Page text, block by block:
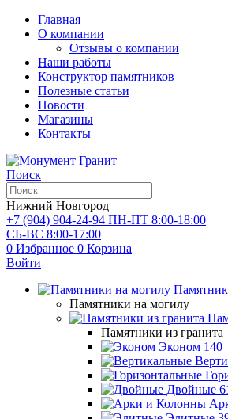
Главная
О компании
Отзывы о компании
Наши работы
Конструктор памятников
Полезные статьи
Новости
Магазины
Контакты
Поиск
Нижний Новгород
+7 (904) 904-24-94 ПН-ПТ 8:00-18:00
СБ-ВС 8:00-17:00
0 Избранное 0 Корзина
Войти
Памятники на могилу
Памятники из гранита
Эконом 140
Двойные